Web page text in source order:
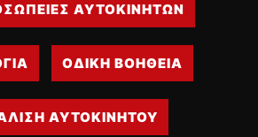
ΑΥΤΟΚΙΝΗΤΩΝ
ΟΔΙΚΗ ΒΟΗΘΕΙΑ
ΑΥΤΟΚΙΝΗΤΟΥ